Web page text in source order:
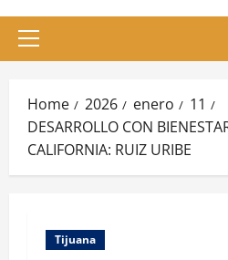
Primary
Home 2026 enero
11
DESARROLLO CON
CALIFORNIA: RUIZ URIBE
Tijuana